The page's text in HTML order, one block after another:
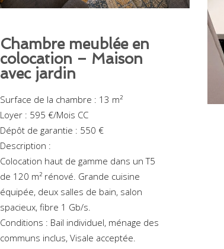
Chambre meublée en
colocation – Maison
avec jardin
Surface de la chambre : 13 m²
Loyer : 595 €/Mois CC
Dépôt de garantie : 550 €
Description :
Colocation haut de gamme dans un T5
de 120 m² rénové. Grande cuisine
équipée, deux salles de bain, salon
spacieux, fibre 1 Gb/s.
Conditions : Bail individuel, ménage des
communs inclus, Visale acceptée.